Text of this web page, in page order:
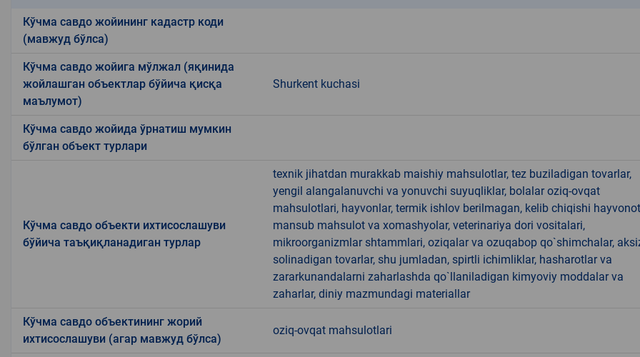
Кўчма савдо жойининг кадастр коди
(мавжуд бўлса)
Кўчма савдо жойига мўлжал (яқинида
жойлашган объектлар бўйича қисқа
маълумот)
Shurkent kuchasi
Кўчма савдо жойида ўрнатиш мумкин
бўлган объект турлари
Кўчма савдо объекти ихтисослашуви
бўйича таъқиқланадиган турлар
texnik jihatdan murakkab maishiy mahsulotlar, tez buziladigan tovarlar,
yengil alangalanuvchi va yonuvchi suyuqliklar, bolalar oziq-ovqat
mahsulotlari, hayvonlar, termik ishlov berilmagan, kelib chiqishi
mansub mahsulot va xomashyolar, veterinariya dori vositalari,
mikroorganizmlar shtammlari, oziqalar va ozuqabop qo`shimchalar,
solinadigan tovarlar, shu jumladan, spirtli ichimliklar, hasharotlar va
zararkunandalarni zaharlashda qo`llaniladigan kimyoviy moddalar va
zaharlar, diniy mazmundagi materiallar
Кўчма савдо объектининг жорий
ихтисослашуви (агар мавжуд бўлса)
oziq-ovqat mahsulotlari